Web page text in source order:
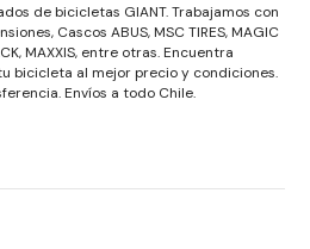
de bicicletas GIANT. Trabajamos con
Cascos ABUS, MSC TIRES, MAGIC
MAXXIS, entre otras. Encuentra
bicicleta al mejor precio y condiciones.
Envíos a todo Chile.